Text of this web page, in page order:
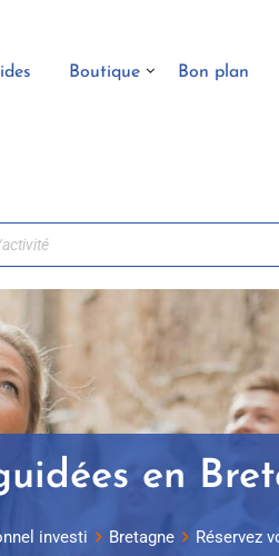
Boutique Bon plan
en
investi Bretagne Réservez